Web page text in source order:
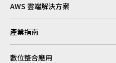
AWS 雲端解決方案
產業指南
數位整合應用